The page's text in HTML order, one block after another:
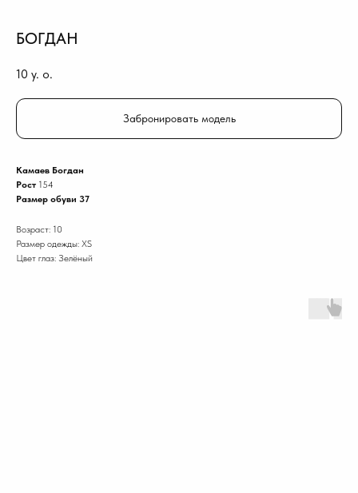
БОГДАН
10 y. o.
Забронировать модель
Камаев Богдан
Рост 154
Размер обуви 37
Возраст: 10
Размер одежды: XS
Цвет глаз: Зелёный